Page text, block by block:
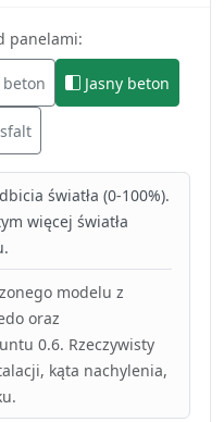
panelami:
beton Jasny beton
światła (0-100%).
więcej światła
modelu z
oraz
0.6. Rzeczywisty
kąta nachylenia,